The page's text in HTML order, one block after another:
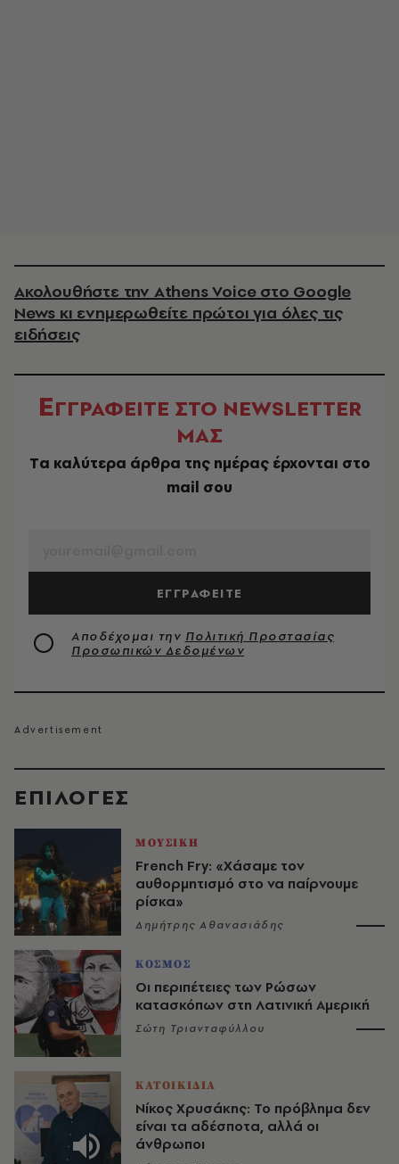
EΠΙΛΟΓΈΣ
ΜΟΥΣΙΚΗ
French Fry: «Χάσαμε τον
αυθορμητισμό στο να παίρνουμε
ρίσκα»
Δημήτρης Αθανασιάδης
ΚΟΣΜΟΣ
Οι περιπέτειες των Ρώσων
κατασκόπων στη Λατινική Αμερική
Σώτη Τριανταφύλλου
ΚΑΤΟΙΚΙΔΙΑ
Νίκος Χρυσάκης: Το πρόβλημα δεν
είναι τα αδέσποτα, αλλά οι
άνθρωποι
Ακολουθήστε την Athens Voice στο Google
News κι ενημερωθείτε πρώτοι για όλες τις
ειδήσεις
ΕΓΓΡΑΦΕΙΤΕ ΣΤΟ NEWSLETTER
ΜΑΣ
Tα καλύτερα άρθρα της ημέρας έρχονται στο
mail σου
ΕΓΓΡΑΦΕΙΤΕ
Αποδέχομαι την Πολιτική Προστασίας
Προσωπικών Δεδομένων